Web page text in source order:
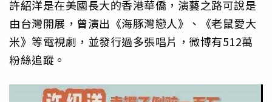
許紹洋是在美國長大的香港華僑，演藝之路可說是
由台灣開展，曾演出《海豚灣戀人》、《老鼠愛大
米》等電視劇，並發行過多張唱片，微博有512萬
粉絲追蹤。